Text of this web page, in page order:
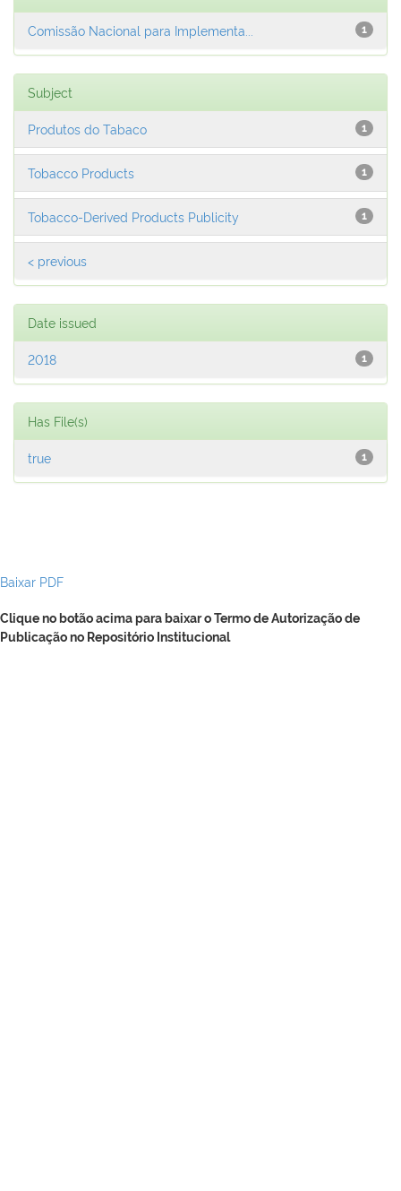
1
Comissão Nacional para Implementa...
Subject
1
Produtos do Tabaco
1
Tobacco Products
1
Tobacco-Derived Products Publicity
< previous
Date issued
1
2018
Has File(s)
1
true
Baixar PDF
Clique no botão acima para baixar o Termo de Autorização de
Publicação no Repositório Institucional